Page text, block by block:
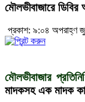
মৌলভীবাজারে
প্রকাশ: ৯:০৪ অপরাহ্ণ
মৌলভীবাজার
মাদকসহ এক মাদক